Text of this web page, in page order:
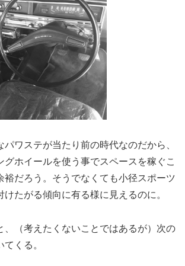
ワステが当たり前の時代なのだから、
グホイールを使う事でスペースを稼ぐこ
裕だろう。そうでなくても小径スポーツ
けたがる傾向に有る様に見えるのに。
、（考えたくないことではあるが）次の
くる。